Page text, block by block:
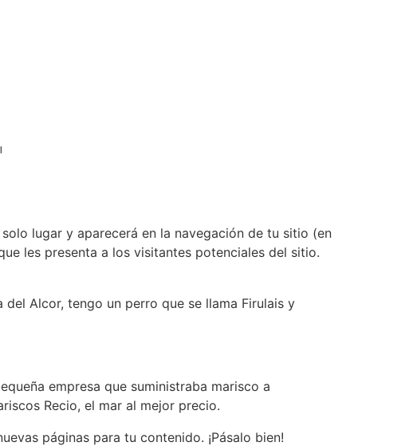
lugar y aparecerá en la navegación de tu sitio (en
les presenta a los visitantes potenciales del sitio.
Alcor, tengo un perro que se llama Firulais y
empresa que suministraba marisco a
Recio, el mar al mejor precio.
páginas para tu contenido. ¡Pásalo bien!